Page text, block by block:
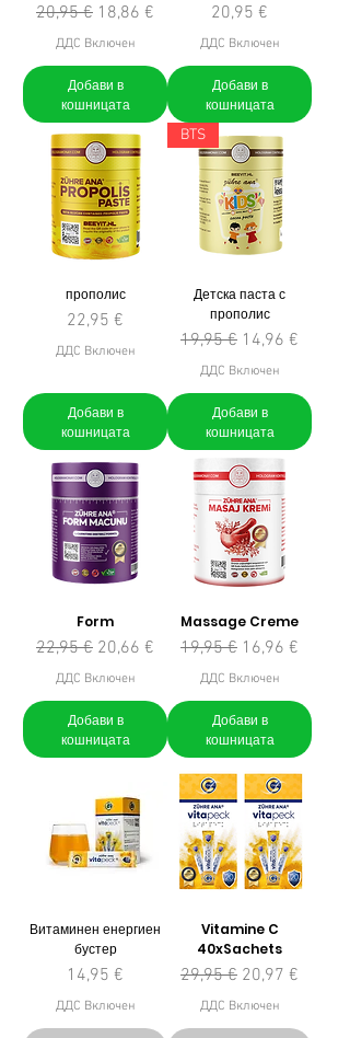
Редовна цена
20,95 € Продажна цена
18,86 €
ДДС Включен
Добави в
кошницата
Цена
20,95 €
ДДС Включен
Добави в
кошницата
прополис
Цена
22,95 €
ДДС Включен
Добави в
кошницата
BTS
Детска паста с
прополис
Редовна цена
19,95 € Продажна цена
14,96 €
ДДС Включен
Добави в
кошницата
Form
Редовна цена
22,95 € Продажна цена
20,66 €
ДДС Включен
Добави в
кошницата
Massage Creme
Редовна цена
19,95 € Продажна цена
16,96 €
ДДС Включен
Добави в
кошницата
Витаминен енергиен
бустер
Цена
14,95 €
ДДС Включен
Vitamine C
40xSachets
Редовна цена
29,95 € Продажна цена
20,97 €
ДДС Включен